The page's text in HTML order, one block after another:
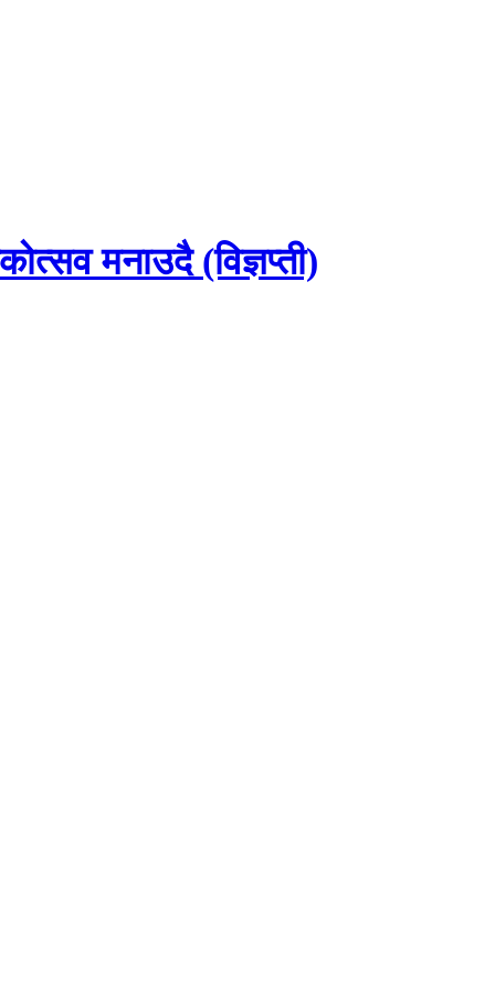
मनाउदै (विज्ञप्ती)